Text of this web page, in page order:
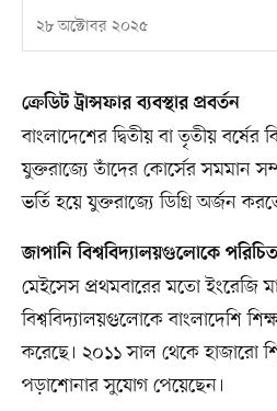
২৮ অক্টোবর ২০২৫
ক্রেডিট ট্রান্সফার ব্যবস্থার প্রবর্তন
বাংলাদেশের দ্বিতীয় বা তৃতীয় বর্ষের
যুক্তরাজ্যে তাঁদের কোর্সের সমমান
ভর্তি হয়ে যুক্তরাজ্যে ডিগ্রি অর্জন
জাপানি বিশ্ববিদ্যালয়গুলোকে
মেইসেস প্রথমবারের মতো ইংরেজি
বিশ্ববিদ্যালয়গুলোকে বাংলাদেশি
করেছে। ২০১১ সাল থেকে হাজারো
পড়াশোনার সুযোগ পেয়েছেন।